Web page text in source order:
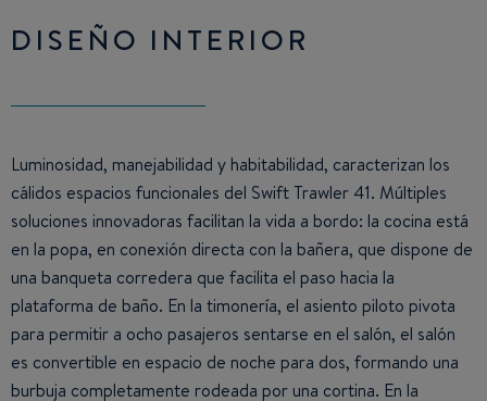
DISEÑO INTERIOR
Luminosidad, manejabilidad y habitabilidad, caracterizan los
cálidos espacios funcionales del Swift Trawler 41. Múltiples
soluciones innovadoras facilitan la vida a bordo: la cocina está
en la popa, en conexión directa con la bañera, que dispone de
una banqueta corredera que facilita el paso hacia la
plataforma de baño. En la timonería, el asiento piloto pivota
para permitir a ocho pasajeros sentarse en el salón, el salón
es convertible en espacio de noche para dos, formando una
burbuja completamente rodeada por una cortina. En la